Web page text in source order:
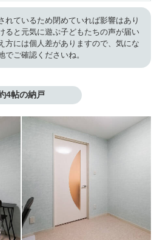
れているため閉めていれば影響はあり
ると元気に遊ぶ子どもたちの声が届い
方には個人差がありますので、気にな
でご確認くださいね。
4帖の納戸